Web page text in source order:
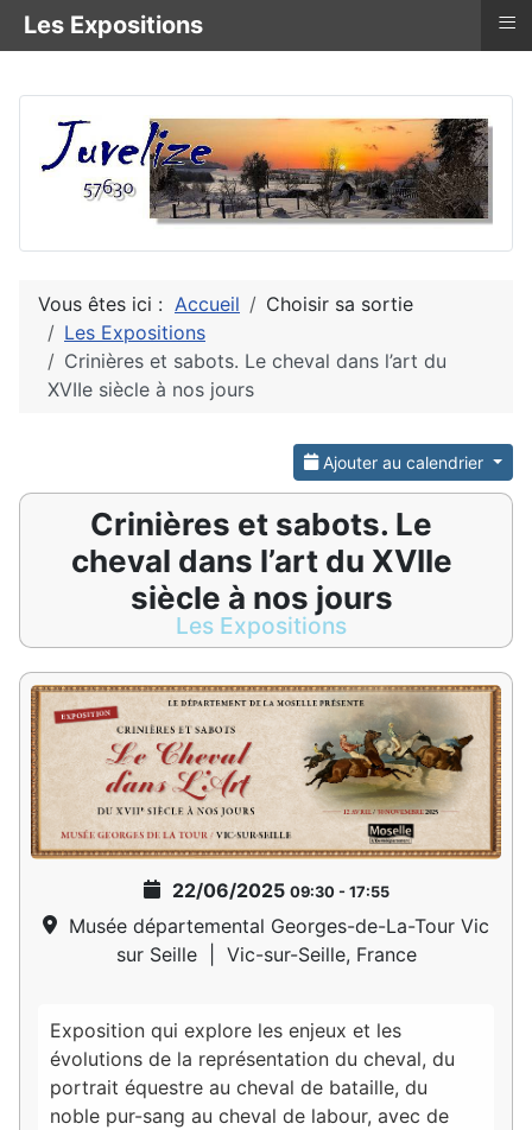
Vous êtes ici : Accueil
Choisir sa sortie
Les Expositions
Crinières et sabots. Le cheval dans l’art du
XVIIe siècle à nos jours
Ajouter au calendrier
Crinières et sabots. Le
cheval dans l’art du XVIIe
siècle à nos jours
Les Expositions
22/06/2025 09:30- 17:55
Musée départemental Georges-de-La-Tour Vic
sur Seille
Vic-sur-Seille, France
Exposition qui explore les enjeux et les
évolutions de la représentation du cheval, du
portrait équestre au cheval de bataille, du
noble pur-sang au cheval de labour, avec de
Les Expositions ≡